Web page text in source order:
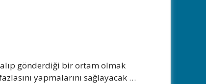
alıp gönderdiği bir ortam olmak
yapmalarını sağlayacak …